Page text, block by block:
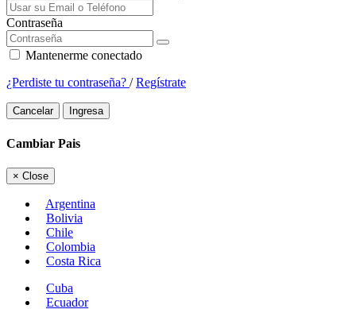
Contraseña
Mantenerme conectado
¿Perdiste tu contraseña? /Regístrate
Cancelar Ingresa
Cambiar Pais
× Close
Argentina
Bolivia
Chile
Colombia
Costa Rica
Cuba
Ecuador